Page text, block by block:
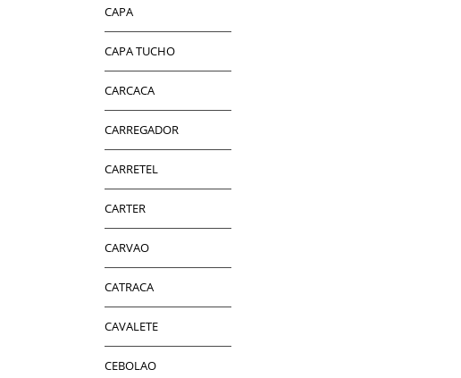
CAPA
CAPA TUCHO
CARCACA
CARREGADOR
CARRETEL
CARTER
CARVAO
CATRACA
CAVALETE
CEBOLAO